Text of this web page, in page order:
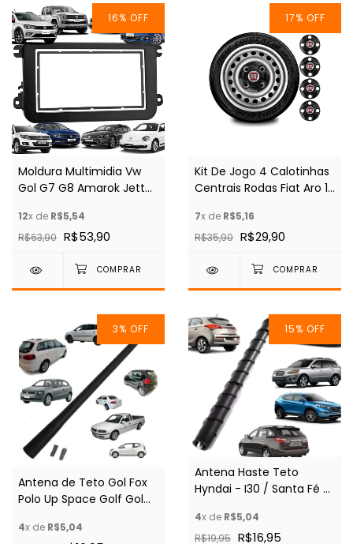
16% OFF
Moldura Multimidia Vw
Gol G7 G8 Amarok Jetta
12x de R$5,54
R$63,90 R$53,90
17% OFF
Kit De Jogo 4 Calotinhas
Centrais Rodas Fiat Aro 13
7x de R$5,16
R$35,90 R$29,90
3% OFF
Antena de Teto Gol Fox
Polo Up Space Golf Gol
4x de R$5,04
15% OFF
Antena Haste Teto
Hyndai - I30 / Santa Fé /
IX35
4x de R$5,04
R$19,95 R$16,95